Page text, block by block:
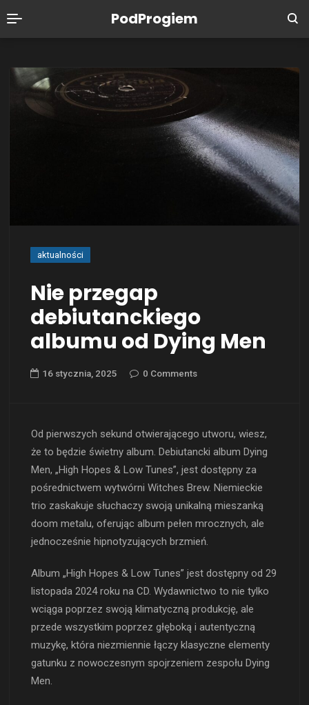
PodProgiem
aktualności
Nie przegap
debiutanckiego
albumu od Dying Men
16 stycznia, 2025 0 Comments
Od pierwszych sekund otwierającego utworu, wiesz,
że to będzie świetny album. Debiutancki album Dying
Men, „High Hopes & Low Tunes”, jest dostępny za
pośrednictwem wytwórni Witches Brew. Niemieckie
trio zaskakuje słuchaczy swoją unikalną mieszanką
doom metalu, oferując album pełen mrocznych, ale
jednocześnie hipnotyzujących brzmień.
Album „High Hopes & Low Tunes” jest dostępny od 29
listopada 2024 roku na CD. Wydawnictwo to nie tylko
wciąga poprzez swoją klimatyczną produkcję, ale
przede wszystkim poprzez głęboką i autentyczną
muzykę, która niezmiennie łączy klasyczne elementy
gatunku z nowoczesnym spojrzeniem zespołu Dying
Men.